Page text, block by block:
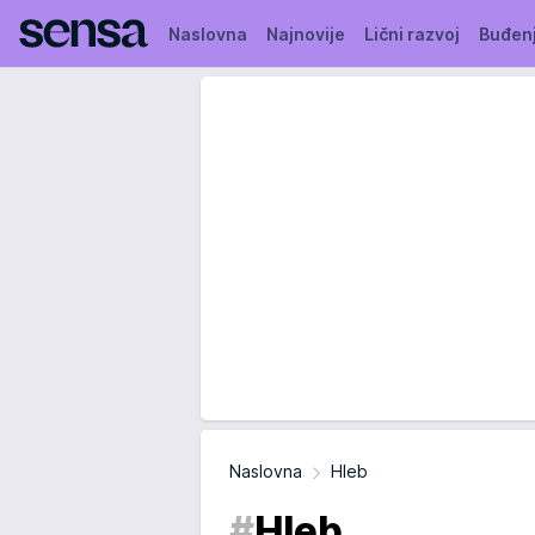
Naslovna Najnovije Lični razvoj
Naslovna Hleb